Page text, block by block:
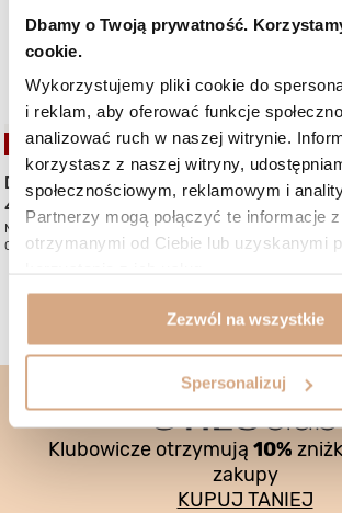
Dbamy o Twoją prywatność.
cookie.
Wykorzystujemy pliki cookie do
i reklam, aby oferować funkcje
analizować ruch w naszej witrynie.
korzystasz z naszej witryny,
społecznościowym, reklamowym i
Partnerzy mogą połączyć te informacje
otrzymanymi od Ciebie lub uzyskanymi
Zezwól na wszystkie
Spersonalizuj
Mogą Ci się
OKAZJA
Duża torebka skórzana
499 zł
Najniższa cena:599 zł
-16%
Cena regularna:689 zł -28%
Klubowicze otrzymują 10%
zakupy
KUPUJ TANIEJ